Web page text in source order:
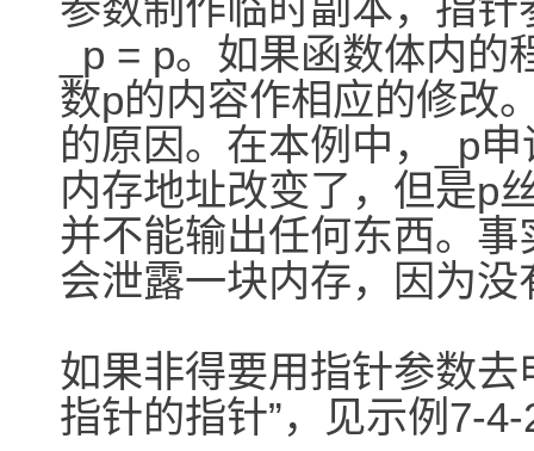
_p = p。如果函数体内
数p的内容作相应的修改
的原因。在本例中，_p
内存地址改变了，但是p
并不能输出任何东西。
会泄露一块内存，因为
如果非得要用指针参数
指针的指针”，见示例7-4-